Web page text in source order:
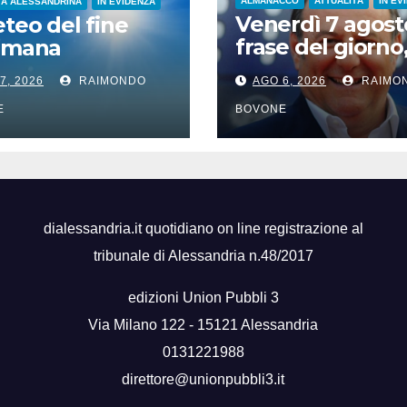
del fine
2026 RAIMONDO
Venerdì 7
frase del
santi del giorno,
famosi,
oggi
AGO 6, 2026
BOVONE
dialessandria.it quotidiano on line registrazione al
tribunale di Alessandria n.48/2017
edizioni Union Pubbli 3
Via Milano 122 - 15121 Alessandria
0131221988
direttore@unionpubbli3.it